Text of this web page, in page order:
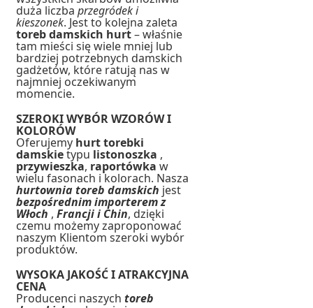
duża liczbaprzegródek i
kieszonek. Jest to kolejna zaleta
toreb damskich hurt– właśnie
tam mieści się wiele mniej lub
bardziej potrzebnych damskich
gadżetów, które ratują nas w
najmniej oczekiwanym
momencie.
SZEROKI WYBÓR WZORÓW I
KOLORÓW
Oferujemy hurt torebki
damskietypu listonoszka ,
przywieszka, raportówkaw
wielu fasonach i kolorach. Nasza
hurtownia toreb damskich jest
bezpośrednim importerem z
Włoch ,Francji i Chin, dzięki
czemu możemy zaproponować
naszym Klientom szeroki wybór
produktów.
WYSOKA JAKOŚĆ I ATRAKCYJNA
CENA
Producenci naszychtoreb